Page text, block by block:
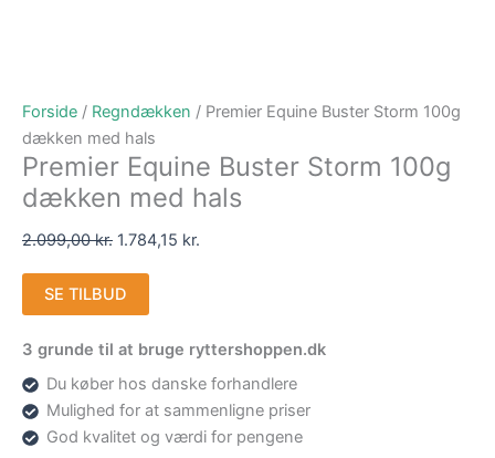
Forside / Regndækken / Premier Equine Buster Storm 100g
dækken med hals
Premier Equine Buster Storm 100g
dækken med hals
2.099,00kr. 1.784,15 kr.
SE TILBUD
3 grunde til at bruge ryttershoppen.dk
Du køber hos danske forhandlere
Mulighed for at sammenligne priser
God kvalitet og værdi for pengene